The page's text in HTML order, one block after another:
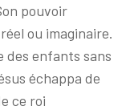
pouvoir
ou imaginaire.
des enfants sans
échappa de
ce roi